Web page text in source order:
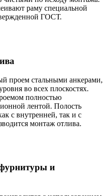
раму специальной
ГОСТ.
проем стальными анкерами,
во всех плоскостях.
полностью
лентой. Полость
с внутренней, так и с
монтаж отлива.
и